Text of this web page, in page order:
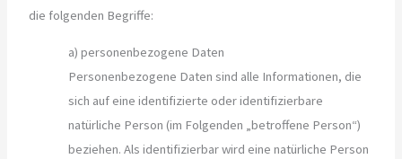
die folgenden Begriffe:
a) personenbezogene Daten
Personenbezogene Daten sind alle Informationen, die
sich auf eine identifizierte oder identifizierbare
natürliche Person (im Folgenden „betroffene Person“)
beziehen. Als identifizierbar wird eine natürliche Person